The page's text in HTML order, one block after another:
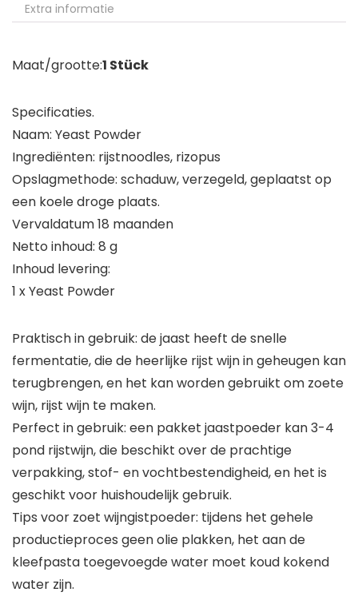
Extra informatie
Maat/grootte:1 Stück
Specificaties.
Naam: Yeast Powder
Ingrediënten: rijstnoodles, rizopus
Opslagmethode: schaduw, verzegeld, geplaatst op
een koele droge plaats.
Vervaldatum 18 maanden
Netto inhoud: 8 g
Inhoud levering:
1 x Yeast Powder
Praktisch in gebruik: de jaast heeft de snelle
fermentatie, die de heerlijke rijst wijn in geheugen kan
terugbrengen, en het kan worden gebruikt om zoete
wijn, rijst wijn te maken.
Perfect in gebruik: een pakket jaastpoeder kan 3-4
pond rijstwijn, die beschikt over de prachtige
verpakking, stof- en vochtbestendigheid, en het is
geschikt voor huishoudelijk gebruik.
Tips voor zoet wijngistpoeder: tijdens het gehele
productieproces geen olie plakken, het aan de
kleefpasta toegevoegde water moet koud kokend
water zijn.